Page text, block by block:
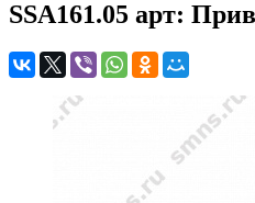
SSA161.05 арт: